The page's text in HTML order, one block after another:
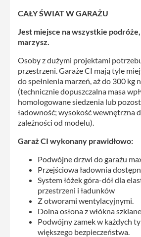
CAŁY ŚWIAT W GARAŻU
Jest miejsce na wszystkie
marzysz.
Osoby z dużymi projektami
przestrzeni. Garaże CI mają tyle
do spełnienia marzeń, aż do 300 kg
(technicznie dopuszczalna masa
homologowane siedzenia lub
ładowność; wysokość wewnętrzna
zależności od modelu).
Garaż CI wykonany prawidłowo:
Podwójne drzwi do garażu
Przejściowa ładownia
System łóżek góra-dół dla
przestrzeni i ładunków
Z otworami wentylacyjnymi.
Dolna osłona z włókna
Podwójny zamek w każdych
większego bezpieczeństwa.